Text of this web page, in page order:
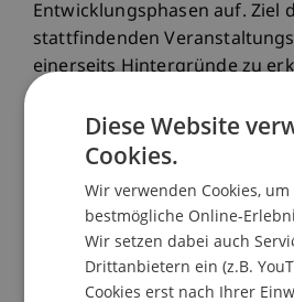
Entwicklungsphasen auf. Ziel
stattfindenden
einerseits Hintergründe zu
andererseits konkrete
aufzuzeigen.
Unternehmer aus der Region
ihrer täglichen Arbeit aktiv
aktuelle Veranstaltung
Thema "Nachfolgeregelung in
Familienunternehmen".
Diese Website
Cookies.
Wir verwenden Cookies,
bestmögliche Online-
Wir setzen dabei auch
Drittanbietern ein (z.B.
Cookies erst nach Ihrer